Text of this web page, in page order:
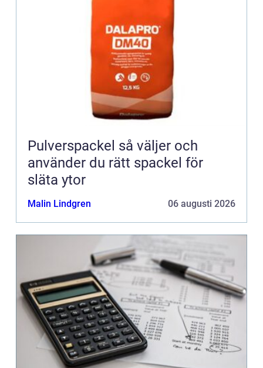
Pulverspackel så väljer och
använder du rätt spackel för
släta ytor
Malin Lindgren 06 augusti 2026